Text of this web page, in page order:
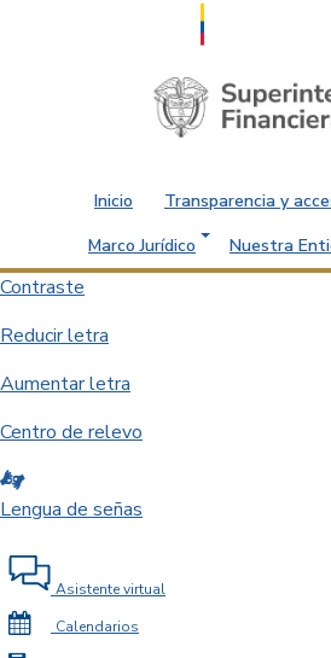
Saltar al contenido principal
Inicio Transparencia y
Marco Jurídico
Nuestra
Contraste
Reducir letra
Aumentar letra
Centro de relevo
Lengua de señas
Asistente virtual
Calendarios